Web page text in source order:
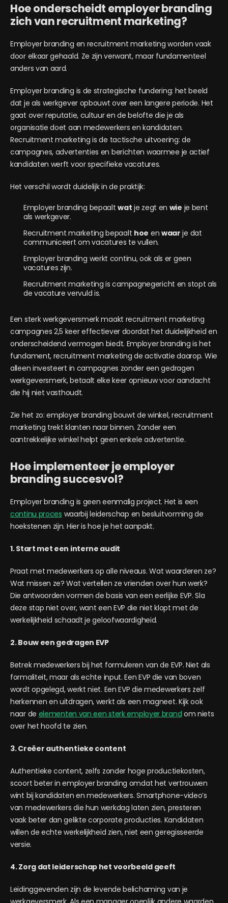
Hoe onderscheidt employer branding
zich van recruitment marketing?
Employer branding en recruitment marketing worden vaak
door elkaar gehaald. Ze zijn verwant, maar fundamenteel
anders van aard.
Employer branding is de strategische fundering: het beeld
dat je als werkgever opbouwt over een langere periode. Het
gaat over reputatie, cultuur en de belofte die je als
organisatie doet aan medewerkers en kandidaten.
Recruitment marketing is de tactische uitvoering: de
campagnes, advertenties en berichten waarmee je actief
kandidaten werft voor specifieke vacatures.
Het verschil wordt duidelijk in de praktijk:
Employer branding bepaaltwat je zegt en wie je bent
als werkgever.
Recruitment marketing bepaalt hoe en waar je dat
communiceert om vacatures te vullen.
Employer branding werkt continu, ook als er geen
vacatures zijn.
Recruitment marketing is campagnegericht en stopt als
de vacature vervuld is.
Een sterk werkgeversmerk maakt recruitment marketing
campagnes 2,5 keer effectiever doordat het duidelijkheid en
onderscheidend vermogen biedt. Employer branding is het
fundament, recruitment marketing de activatie daarop. Wie
alleen investeert in campagnes zonder een gedragen
werkgeversmerk, betaalt elke keer opnieuw voor aandacht
die hij niet vasthoudt.
Zie het zo: employer branding bouwt de winkel, recruitment
marketing trekt klanten naar binnen. Zonder een
aantrekkelijke winkel helpt geen enkele advertentie.
Hoe implementeer je employer
branding succesvol?
Employer branding is geen eenmalig project. Het is een
continu proces waarbij leiderschap en besluitvorming de
hoekstenen zijn. Hier is hoe je het aanpakt.
1. Start met een interne audit
Praat met medewerkers op alle niveaus. Wat waarderen ze?
Wat missen ze? Wat vertellen ze vrienden over hun werk?
Die antwoorden vormen de basis van een eerlijke EVP. Sla
deze stap niet over, want een EVP die niet klopt met de
werkelijkheid schaadt je geloofwaardigheid.
2. Bouw een gedragen EVP
Betrek medewerkers bij het formuleren van de EVP. Niet als
formaliteit, maar als echte input. Een EVP die van boven
wordt opgelegd, werkt niet. Een EVP die medewerkers zelf
herkennen en uitdragen, werkt als een magneet. Kijk ook
naar de elementen van een sterk employer brand om niets
over het hoofd te zien.
3. Creëer authentieke content
Authentieke content, zelfs zonder hoge productiekosten,
scoort beter in employer branding omdat het vertrouwen
wint bij kandidaten en medewerkers. Smartphone-video’s
van medewerkers die hun werkdag laten zien, presteren
vaak beter dan gelikte corporate producties. Kandidaten
willen de echte werkelijkheid zien, niet een geregisseerde
versie.
4. Zorg dat leiderschap het voorbeeld geeft
Leidinggevenden zijn de levende belichaming van je